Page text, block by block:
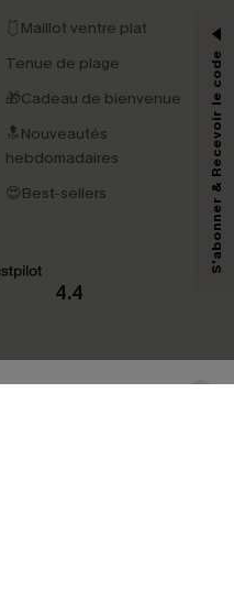
🩱Maillot ventre plat
Tenue de plage
🎁Cadeau de bienvenue
🔝Nouveautés
hebdomadaires
😍Best-sellers
4.4
par E-mail
une seule fois.
acceptez de recevoir des e-mails
par l'IA) de Cupshe et
nos
sur notre site ainsi que des
conformément à notre
Politique de
à tout moment.
S'abonner & Recevoir le code